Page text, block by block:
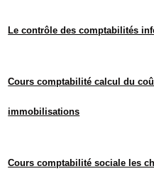
Le contrôle des comptabilités
Cours comptabilité calcul du
immobilisations
Cours comptabilité sociale les